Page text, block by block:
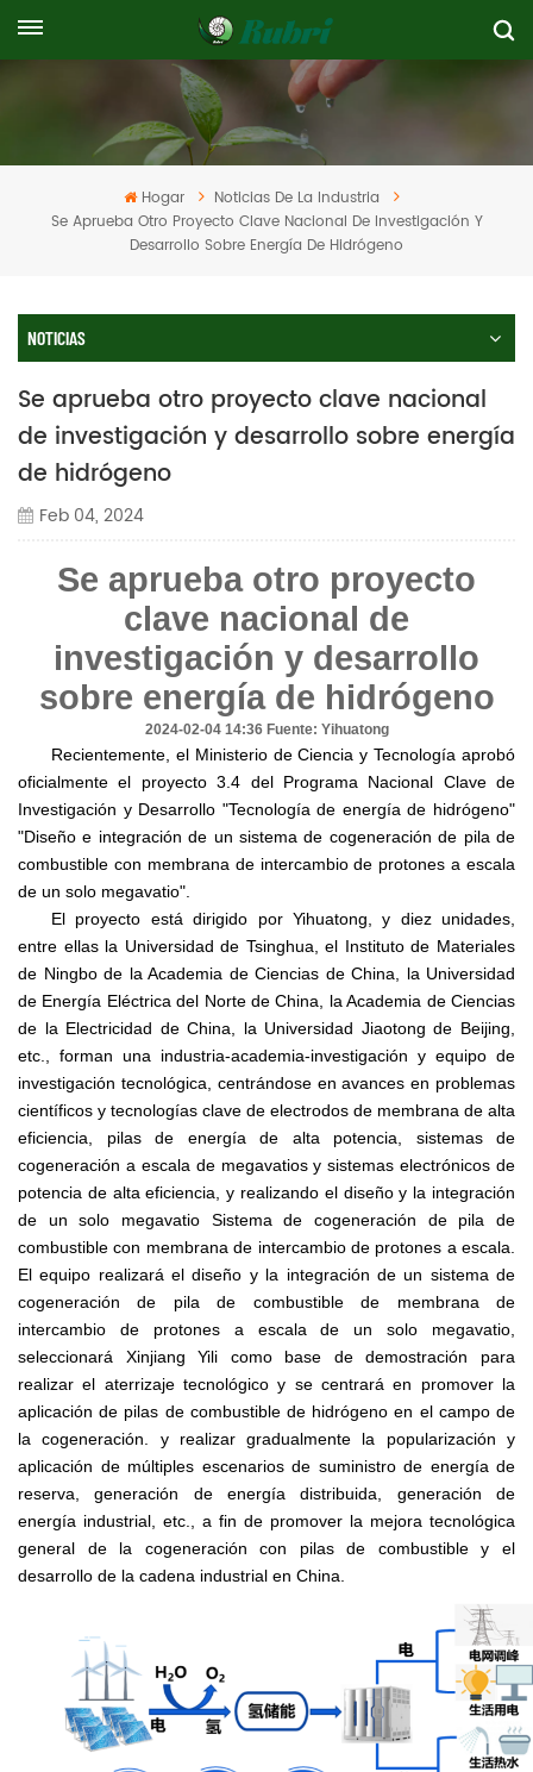
Hogar
Noticias De La Industria
Se Aprueba Otro Proyecto Clave Nacional De Investigación Y
Desarrollo Sobre Energía De Hidrógeno
NOTICIAS
Se aprueba otro proyecto clave nacional
de investigación y desarrollo sobre energía
de hidrógeno
Feb 04, 2024
Se aprueba otro proyecto
clave nacional de
investigación y desarrollo
sobre energía de hidrógeno
2024-02-04 14:36 Fuente: Yihuatong
Recientemente, el Ministerio de Ciencia y Tecnología aprobó
oficialmente el proyecto 3.4 del Programa Nacional Clave de
Investigación y Desarrollo "Tecnología de energía de hidrógeno"
"Diseño e integración de un sistema de cogeneración de pila de
combustible con membrana de intercambio de protones a escala
de un solo megavatio".
El proyecto está dirigido por Yihuatong, y diez unidades,
entre ellas la Universidad de Tsinghua, el Instituto de Materiales
de Ningbo de la Academia de Ciencias de China, la Universidad
de Energía Eléctrica del Norte de China, la Academia de Ciencias
de la Electricidad de China, la Universidad Jiaotong de Beijing,
etc., forman una industria-academia-investigación y equipo de
investigación tecnológica, centrándose en avances en problemas
científicos y tecnologías clave de electrodos de membrana de alta
eficiencia, pilas de energía de alta potencia, sistemas de
cogeneración a escala de megavatios y sistemas electrónicos de
potencia de alta eficiencia, y realizando el diseño y la integración
de un solo megavatio Sistema de cogeneración de pila de
combustible con membrana de intercambio de protones a escala.
El equipo realizará el diseño y la integración de un sistema de
cogeneración de pila de combustible de membrana de
intercambio de protones a escala de un solo megavatio,
seleccionará Xinjiang Yili como base de demostración para
realizar el aterrizaje tecnológico y se centrará en promover la
aplicación de pilas de combustible de hidrógeno en el campo de
la cogeneración. y realizar gradualmente la popularización y
aplicación de múltiples escenarios de suministro de energía de
reserva, generación de energía distribuida, generación de
energía industrial, etc., a fin de promover la mejora tecnológica
general de la cogeneración con pilas de combustible y el
desarrollo de la cadena industrial en China.